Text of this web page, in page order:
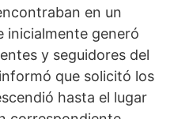
en un
inicialmente generó
y seguidores del
que solicitó los
hasta el lugar